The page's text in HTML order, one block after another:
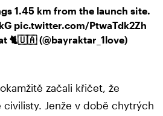
1.45 km from the launch site.
pic.twitter.com/PtwaTdk2Zh
🐈🇺🇦 (@bayraktar_1love)
začali křičet, že
civilisty. Jenže v době chytrých